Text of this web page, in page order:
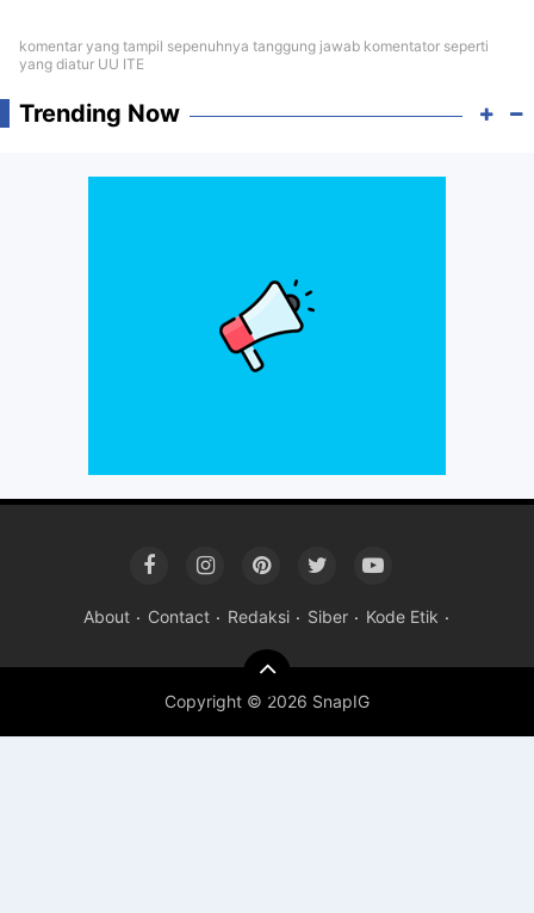
komentar yang tampil sepenuhnya tanggung jawab komentator seperti
yang diatur UU ITE
Trending Now
About Contact Redaksi Siber Kode Etik
Copyright © 2026 SnapIG